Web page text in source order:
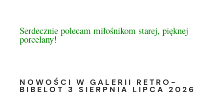
Serdecznie polecam miłośnikom starej, pięknej
porcelany!
NOWOŚCI W GALERII RETRO-
BIBELOT 3 SIERPNIA LIPCA 2026